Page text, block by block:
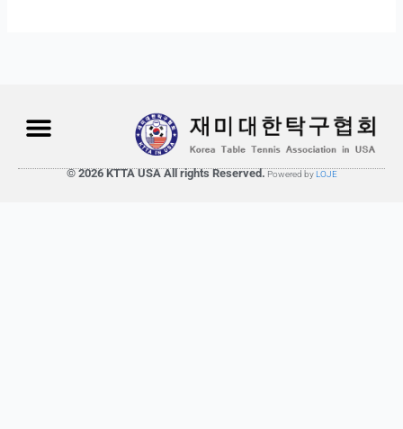
© 2026 KTTA USA All rights Reserved. Powered by LOJE